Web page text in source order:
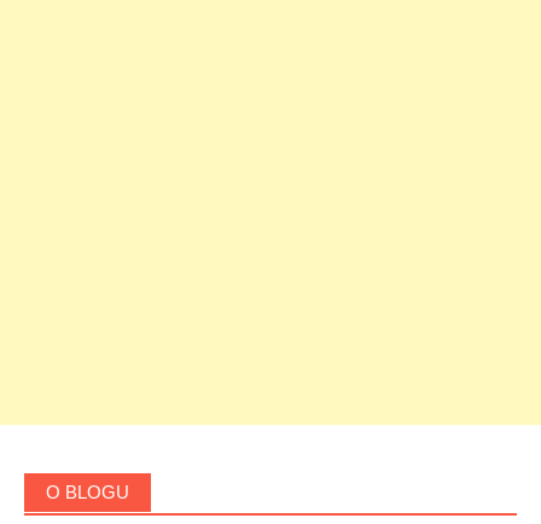
O BLOGU